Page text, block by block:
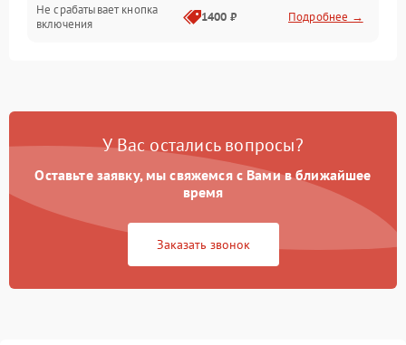
Не срабатывает кнопка
включения
1400 ₽ Подробнее →
Постоянные сбои в работе 1500 ₽ Подробнее →
У Вас остались вопросы?
Оставьте заявку, мы свяжемся с Вами в ближайшее
время
Заказать звонок